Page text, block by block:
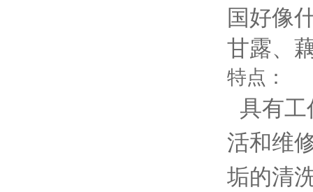
国好像
甘露、
特点：
具有
活和维
垢的清